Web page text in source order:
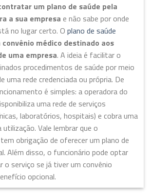
um plano de saúde pela
a sua empresa e não sabe por onde
no lugar certo. O plano de saúde
convênio médico destinado aos
uma empresa. A ideia é facilitar o
procedimentos de saúde por meio
uma rede credenciada ou própria. De
é simples: a operadora do
uma rede de serviços
laboratórios, hospitais) e cobra uma
utilização. Vale lembrar que o
obrigação de oferecer um plano de
Além disso, o funcionário pode optar
o serviço se já tiver um convênio
opcional.